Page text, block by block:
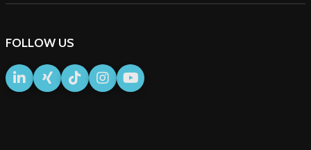
FOLLOW US